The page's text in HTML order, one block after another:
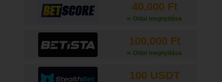
40,000 Ft
Oldal megnyitása
100,000 Ft
Oldal megnyitása
100 USDT